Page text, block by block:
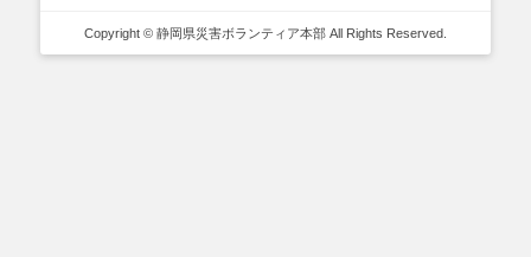
Copyright © 静岡県災害ボランティア本部 All Rights Reserved.